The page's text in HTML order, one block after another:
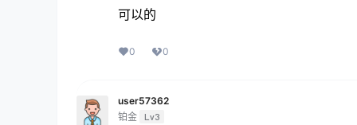
可以的
0 0
user57362
铂金 Lv3